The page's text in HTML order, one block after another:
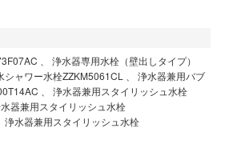
浄水器専用水栓（壁出しタイプ）
シャワー水栓ZZKM5061CL
浄水器兼用バブ
浄水器兼用スタイリッシュ水栓
器兼用スタイリッシュ水栓
浄水器兼用スタイリッシュ水栓